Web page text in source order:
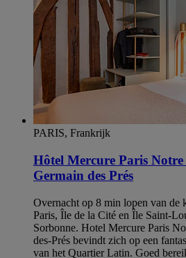
PARIS, Frankrijk
Hôtel Mercure Paris
Germain des Prés
Overnacht op 8 min lopen van de
Paris, Île de la Cité en Île Saint-
Sorbonne. Hotel Mercure Paris
des-Prés bevindt zich op een
van het Quartier Latin. Goed